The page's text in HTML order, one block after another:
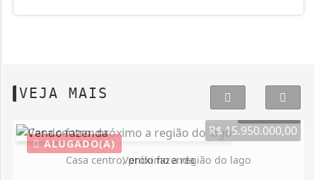
VEJA MAIS
ALUGADO(A)
R$ 15.950.000,00
Casa centro, próximo a região do lago